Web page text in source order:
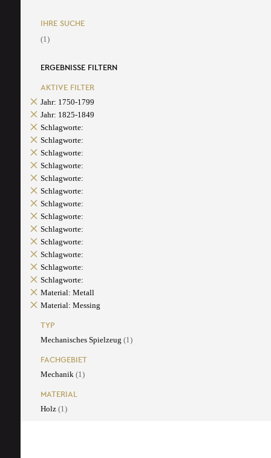
IHRE SUCHE
(1)
ERGEBNISSE FILTERN
AKTIVE FILTER
Jahr: 1750-1799
Jahr: 1825-1849
Schlagworte:
Schlagworte:
Schlagworte:
Schlagworte:
Schlagworte:
Schlagworte:
Schlagworte:
Schlagworte:
Schlagworte:
Schlagworte:
Schlagworte:
Schlagworte:
Schlagworte:
Material: Metall
Material: Messing
TYP
Mechanisches Spielzeug (1)
FACHGEBIET
Mechanik (1)
MATERIAL
Holz (1)